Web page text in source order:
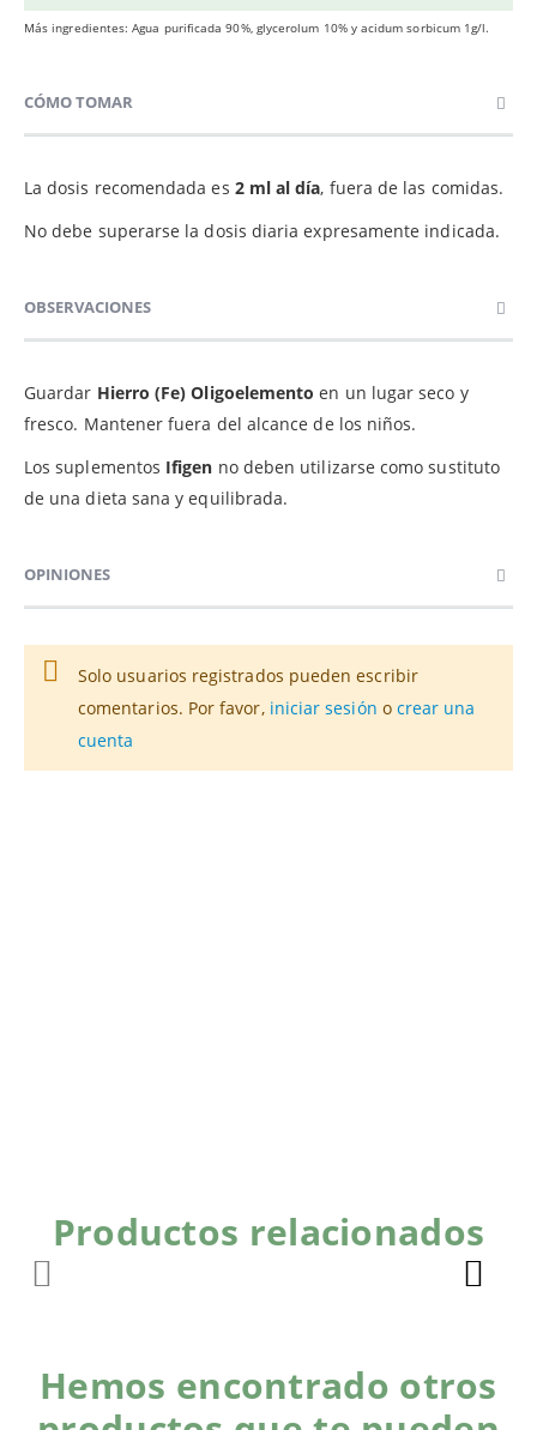
Más ingredientes: Agua purificada 90%, glycerolum 10% y acidum sorbicum 1g/l.
CÓMO TOMAR
La dosis recomendada es 2 ml al día, fuera de las comidas.
No debe superarse la dosis diaria expresamente indicada.
OBSERVACIONES
Guardar Hierro (Fe) Oligoelemento en un lugar seco y
fresco. Mantener fuera del alcance de los niños.
Los suplementos Ifigen no deben utilizarse como sustituto
de una dieta sana y equilibrada.
OPINIONES
Solo usuarios registrados pueden escribir
comentarios. Por favor, iniciar sesión o crear una
cuenta
Productos relacionados
Hemos encontrado otros